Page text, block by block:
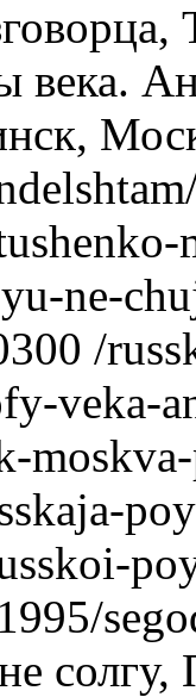
века.
ne-
/
veka-